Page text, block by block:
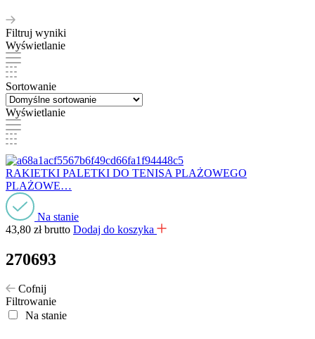
Filtruj wyniki
Wyświetlanie
Sortowanie
Wyświetlanie
RAKIETKI PALETKI DO TENISA PLAŻOWEGO
PLAŻOWE…
Na stanie
43,80 zł brutto Dodaj do koszyka
270693
Cofnij
Filtrowanie
Na stanie